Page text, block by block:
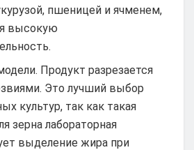
пшеницей и ячменем,
высокую
Продукт разрезается
Это лучший выбор
культур, так как такая
зерна лабораторная
выделение жира при